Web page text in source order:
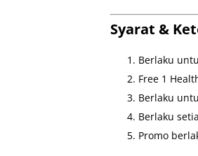
Syarat &
Berlaku
Free 1
Berlaku
Berlaku
Promo